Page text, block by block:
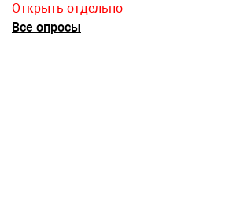
Открыть отдельно
Все опросы